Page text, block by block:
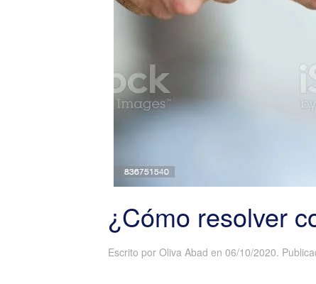
¿Cómo resolver
Escrito por Oliva Abad en 06/10/2020.